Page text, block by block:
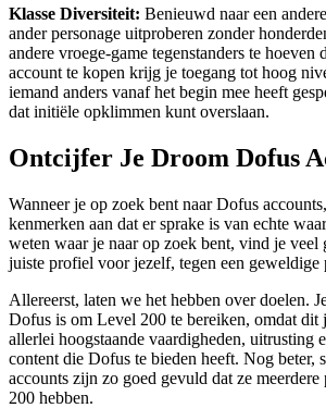
Klasse Diversiteit: Benieuwd naar een
ander personage uitproberen zonder
andere vroege-game tegenstanders te hoeven
account te kopen krijg je toegang tot hoog
iemand anders vanaf het begin mee heeft
dat initiële opklimmen kunt overslaan.
Ontcijfer Je Droom Dofus
Wanneer je op zoek bent naar Dofus
kenmerken aan dat er sprake is van echte
weten waar je naar op zoek bent, vind je veel
juiste profiel voor jezelf, tegen een geweldige
Allereerst, laten we het hebben over doelen.
Dofus is om Level 200 te bereiken, omdat dit
allerlei hoogstaande vaardigheden, uitrusting
content die Dofus te bieden heeft. Nog beter,
accounts zijn zo goed gevuld dat ze meerdere
200 hebben.